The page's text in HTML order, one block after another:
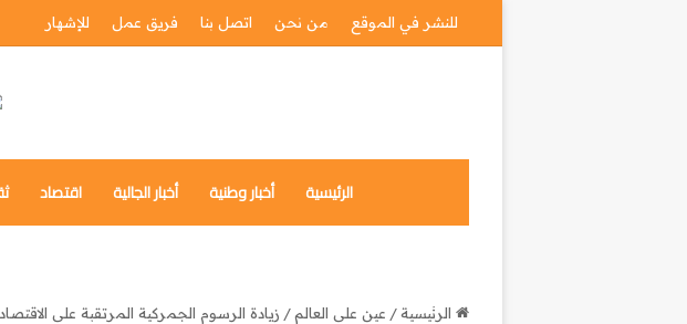
للنشر في الموقع من نحن اتصل بنا فريق عمل للإشهار
الرئيسية أخبار وطنية أخبار الجالية اقتصاد
الرئيسية/ عين على العالم / زيادة الرسوم الجمركية المرتقبة على